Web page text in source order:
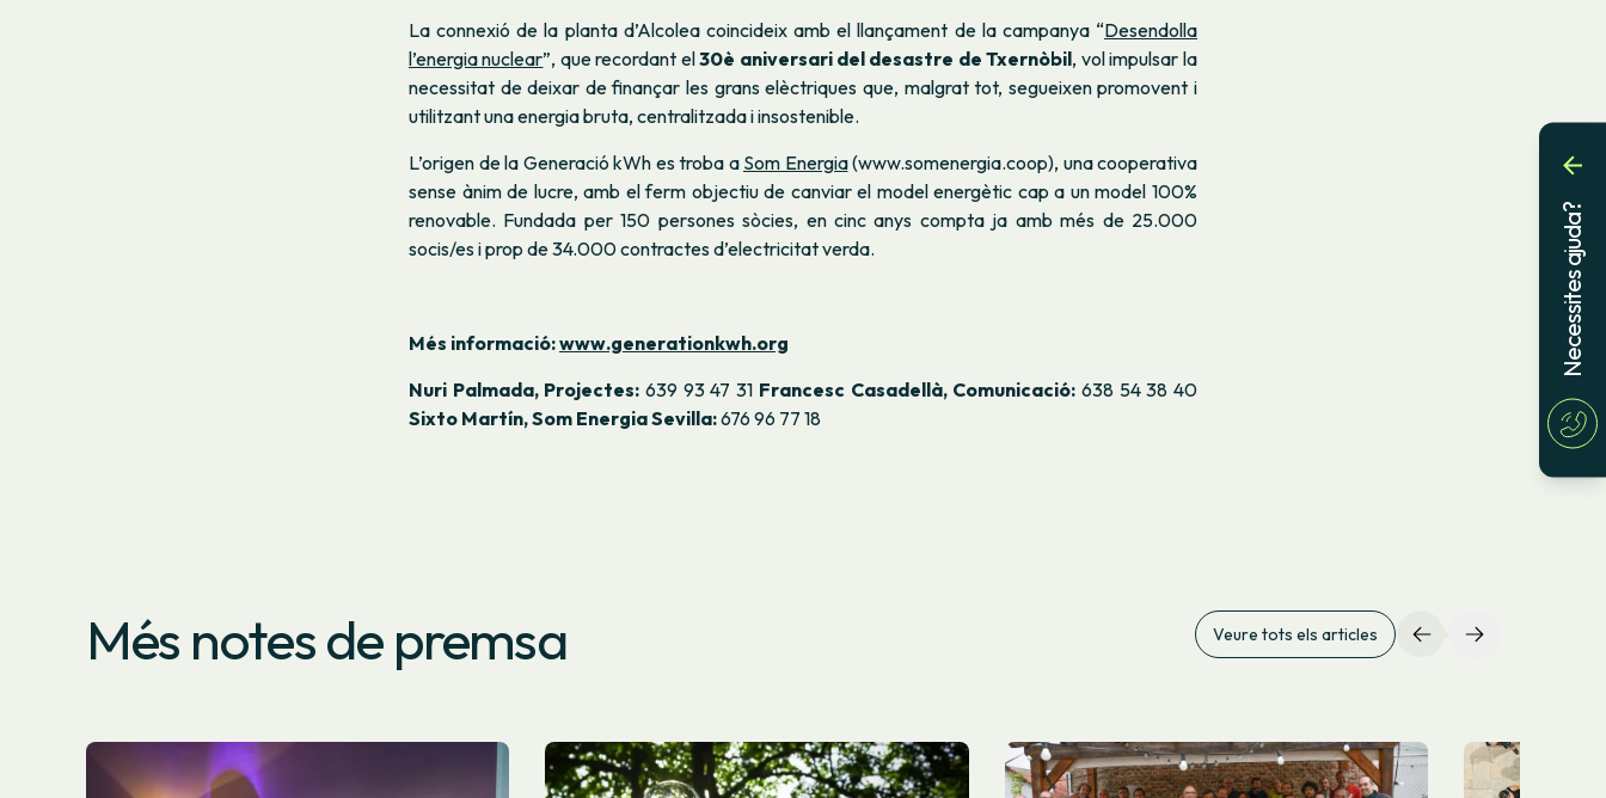
La connexió de la planta d’Alcolea coincideix ambel llançament de la campanya “Desendolla
l’energia nuclear”, que recordant el30è aniversari del desastre de Txernòbil, vol impulsar la
necessitat de deixar de finançar les grans elèctriques que, malgrat tot, segueixen promovent i
utilitzant una energia bruta, centralitzada i insostenible.
L’origen de la Generació kWh es troba a Som Energia(www.somenergia.coop), una cooperativa
sense ànim de lucre, amb el ferm objectiu de canviar el model energètic cap a un model 100%
renovable. Fundada per 150 persones sòcies, en cinc anys compta ja amb més de 25.000
socis/es i prop de 34.000 contractes d’electricitat verda.
Més informació:www.generationkwh.org
Nuri Palmada, Projectes:639 93 47 31 Francesc Casadellà, Comunicació: 638 54 38 40
Sixto Martín, Som Energia Sevilla:676 96 77 18
Més notes de premsa Veure tots els articles
Necessites ajuda?